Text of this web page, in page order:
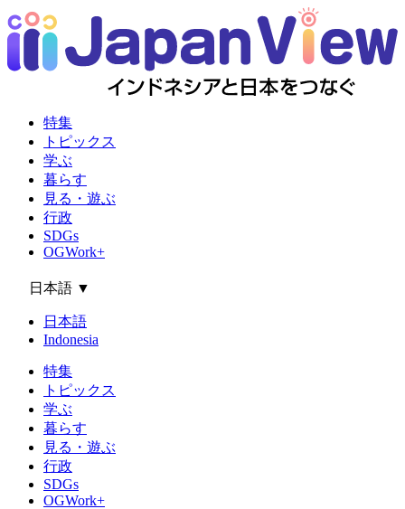
特集
トピックス
学ぶ
暮らす
見る・遊ぶ
行政
SDGs
OGWork+
日本語 ▼
日本語
Indonesia
特集
トピックス
学ぶ
暮らす
見る・遊ぶ
行政
SDGs
OGWork+